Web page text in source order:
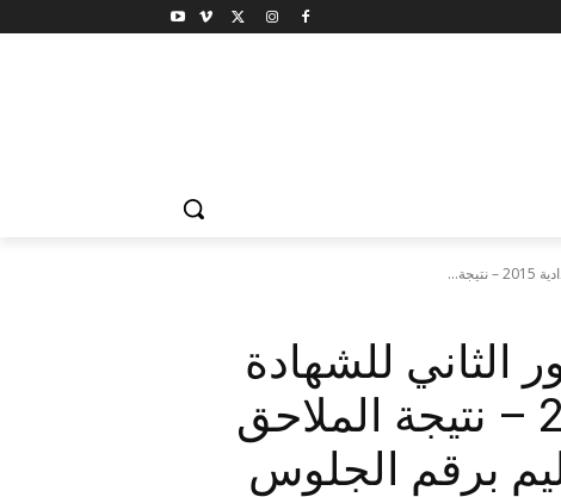
الثاني للشهادة
الأبتدائية والاعدادية 2015 – نتيجة الملاحق
برقم الجلوس